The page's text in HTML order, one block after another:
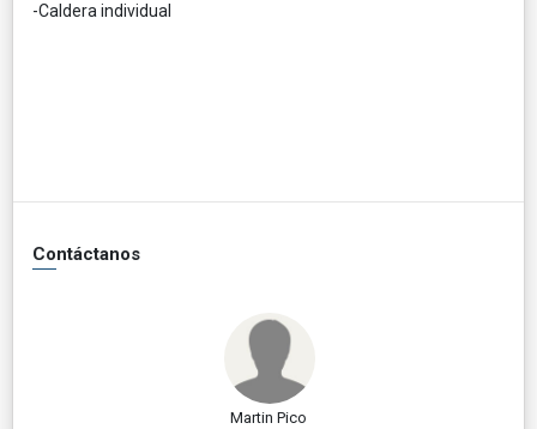
-Caldera individual
Contáctanos
Martin Pico